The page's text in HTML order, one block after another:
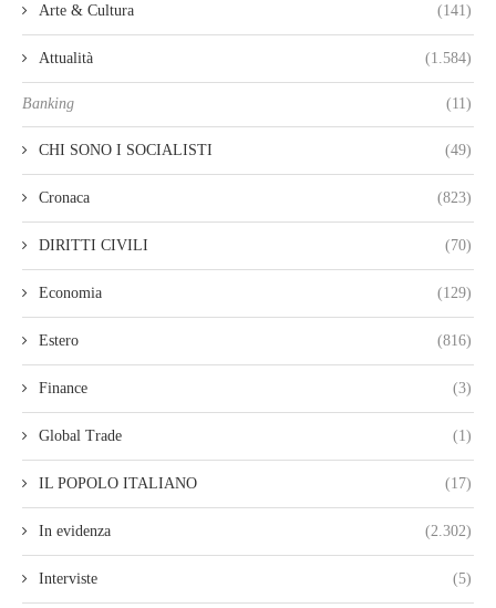
Arte & Cultura (141)
Attualità (1.584)
Banking (11)
CHI SONO I SOCIALISTI (49)
Cronaca (823)
DIRITTI CIVILI (70)
Economia (129)
Estero (816)
Finance (3)
Global Trade (1)
IL POPOLO ITALIANO (17)
In evidenza (2.302)
Interviste (5)